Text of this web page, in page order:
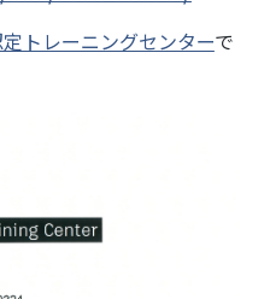
トレーニングセンターで